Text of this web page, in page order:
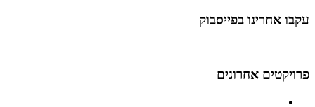
עקבו אחרינו בפייסבוק
פרויקטים אחרונים